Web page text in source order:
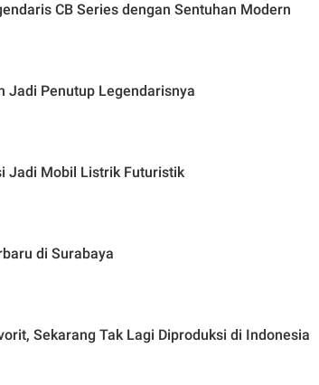
CB Series dengan Sentuhan Modern
Jadi Penutup Legendarisnya
Jadi Mobil Listrik Futuristik
di Surabaya
Sekarang Tak Lagi Diproduksi di Indonesia